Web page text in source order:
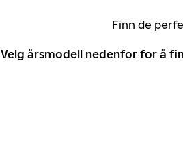
Finn de
Velg årsmodell nedenfor for å